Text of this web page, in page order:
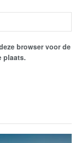
browser voor de
plaats.